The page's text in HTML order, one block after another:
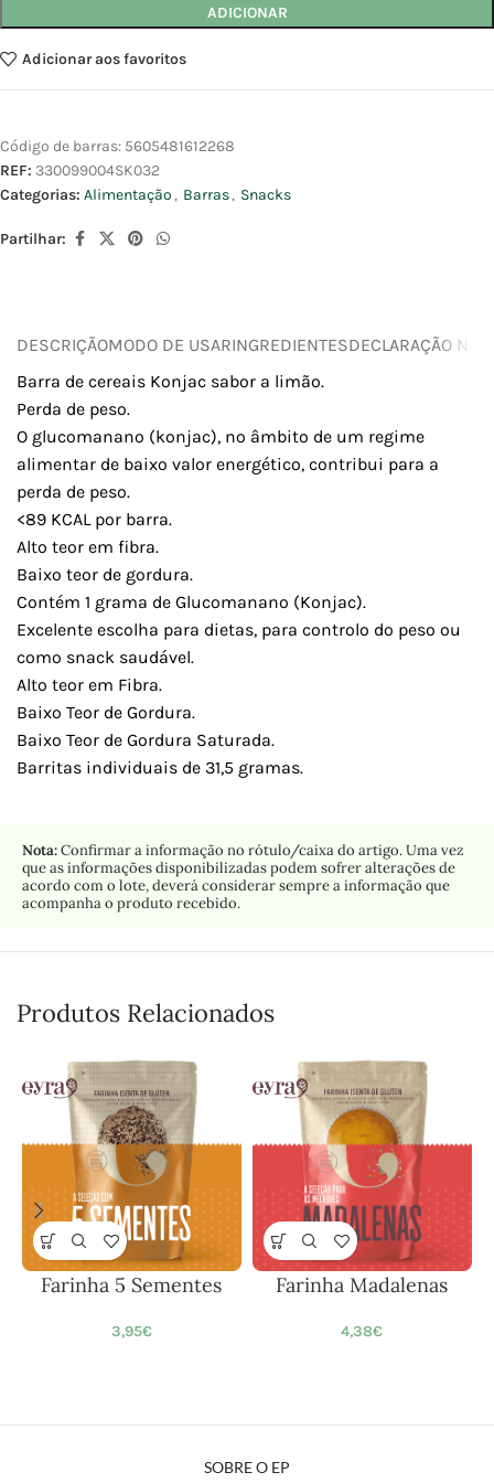
ADICIONAR
Adicionar aos favoritos
Código de barras: 5605481612268
REF: 330099004SK032
Categorias: Alimentação , Barras, Snacks
Partilhar:
DESCRIÇÃOMODO DE USARINGREDIENTESDECLARAÇÃO
Barra de cereais Konjac sabor a limão.
Perda de peso.
O glucomanano (konjac), no âmbito de um regime
alimentar de baixo valor energético, contribui para a
perda de peso.
<89 KCAL por barra.
Alto teor em fibra.
Baixo teor de gordura.
Contém 1 grama de Glucomanano (Konjac).
Excelente escolha para dietas, para controlo do peso ou
como snack saudável.
Alto teor em Fibra.
Baixo Teor de Gordura.
Baixo Teor de Gordura Saturada.
Barritas individuais de 31,5 gramas.
Nota:Confirmar a informação no rótulo/caixa do artigo. Uma vez
que as informações disponibilizadas podem sofrer alterações de
acordo com o lote, deverá considerar sempre a informação que
acompanha o produto recebido.
Produtos Relacionados
Farinha 5 Sementes
3,95€
Farinha Madalenas
4,38€
SOBRE O EP